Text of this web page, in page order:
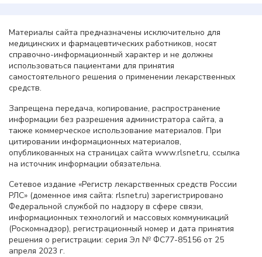
Материалы сайта предназначены исключительно для
медицинских и фармацевтических работников, носят
справочно-информационный характер и не должны
использоваться пациентами для принятия
самостоятельного решения о применении лекарственных
средств.
Запрещена передача, копирование, распространение
информации без разрешения администратора сайта, а
также коммерческое использование материалов. При
цитировании информационных материалов,
опубликованных на страницах сайта www.rlsnet.ru, ссылка
на источник информации обязательна.
Сетевое издание «Регистр лекарственных средств России
РЛС» (доменное имя сайта: rlsnet.ru) зарегистрировано
Федеральной службой по надзору в сфере связи,
информационных технологий и массовых коммуникаций
(Роскомнадзор), регистрационный номер и дата принятия
решения о регистрации: серия Эл № ФС77-85156 от 25
апреля 2023 г.